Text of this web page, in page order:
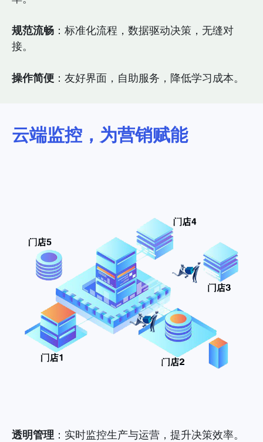
规范流畅 ：标准化流程，数据驱动决策，无缝对
接。
操作简便 ：友好界面，自助服务，降低学习成本。
云端监控，为营销赋能
透明管理 ：实时监控生产与运营，提升决策效率。